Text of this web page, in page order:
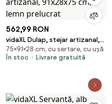
562,99 RON
vidaXL Dulap, stejar artizanal,
91x28x75 cm, lemn prelucrat
75×91×28 cm, cu sertare, cu ușă
În stoc
Livrare gratuită